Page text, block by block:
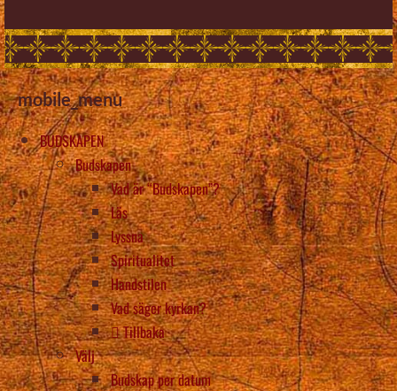
mobile_menu
BUDSKAPEN
Budskapen
Vad är “Budskapen”?
Läs
Lyssna
Spiritualitet
Handstilen
Vad säger kyrkan?
Tillbaka
Välj
Budskap per datum